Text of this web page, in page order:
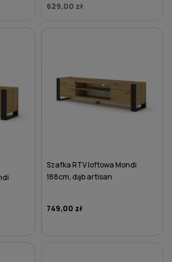
629,00 zł
Szafka RTV loftowa Mondi
188cm, dąb artisan
749,00 zł